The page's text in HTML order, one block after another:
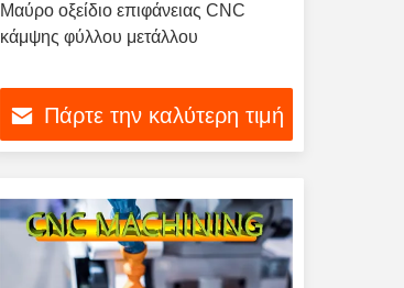
Μαύρο οξείδιο επιφάνειας CNC
κάμψης φύλλου μετάλλου
Πάρτε την καλύτερη τιμή